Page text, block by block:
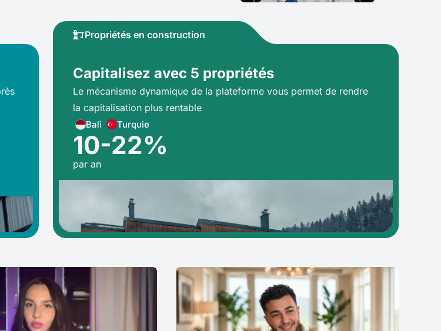
biens à
Propriétés en construction
Capitalisez avec 5 propriétés
Le mécanisme dynamique de la plateforme vous permet de rendre
la capitalisation plus rentable
Bali Turquie
10-22%
par an